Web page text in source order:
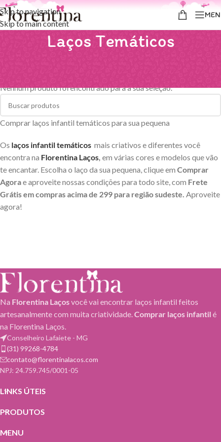
Skip to navigation
Skip to main content
Laços Temáticos
Nenhum produto foi encontrado para a sua seleção.
Comprar laços infantil temáticos para sua pequena
Os laços infantil temáticos mais criativos e diferentes você
encontra na Florentina Laços, em várias cores e modelos que vão
te encantar. Escolha o laço da sua pequena, clique em Comprar
Agorae aproveite nossas condições para todo site, com Frete
Grátis em compras acima de 299 para região sudeste. Aproveite
agora!
Na Florentina Laçosvocê vai encontrar laços infantil feitos
artesanalmente com muita criatividade. Comprar laços infantil é
na Florentina Laços.
Conselheiro Lafaiete - MG
(31) 99268-4784
contato@florentinalacos.com
24.759.745/0001-­05
LINKS ÚTEIS
PRODUTOS
MENU